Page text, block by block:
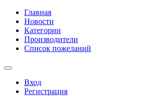
Главная
Новости
Категории
Производители
Список пожеланий
Вход
Регистрация